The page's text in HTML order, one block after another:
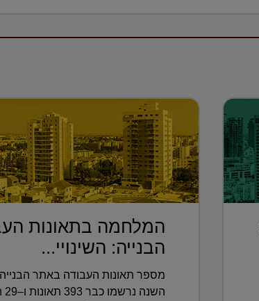
המלחמה בתאונות
הבנייה: השינויי...
מספר תאונות העבודה באתר